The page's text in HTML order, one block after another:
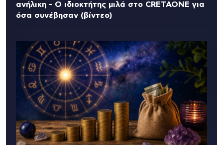
ανήλικη - Ο ιδιοκτήτης μιλά στο CRETAONE για
όσα συνέβησαν (βίντεο)